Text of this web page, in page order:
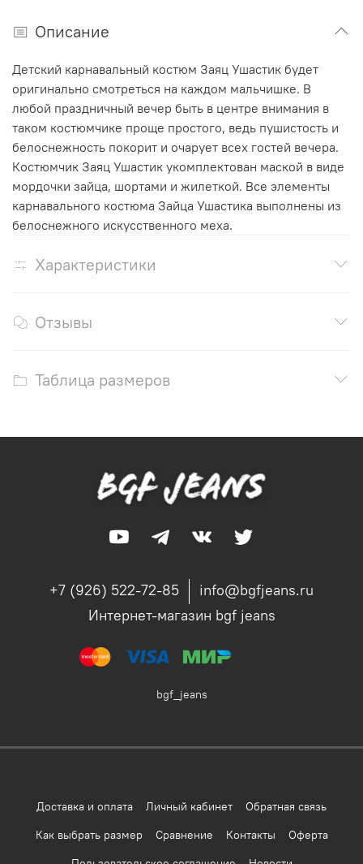
Описание
Детский карнавальный костюм Заяц Ушастик будет
оригинально смотреться на каждом мальчишке. В
любой праздничный вечер быть в центре внимания в
таком костюмчике проще простого, ведь пушистость и
белоснежность покорит и очарует всех гостей вечера.
Костюмчик Заяц Ушастик укомплектован маской в виде
мордочки зайца, шортами и жилеткой. Все элементы
карнавального костюма Зайца Ушастика выполнены из
белоснежного искусственного меха.
Характеристики
Отзывы
Таблица размеров
+7 (926) 522-72-85
info@bgfjeans.ru
Интернет-магазин bgf jeans
bgf_jeans
Доставка и оплата Личный кабинет
Обратная связь
Как выбрать размер
Сравнение Контакты
Оферта